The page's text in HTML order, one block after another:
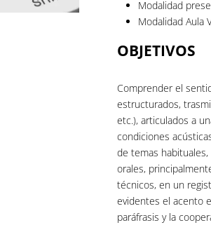
Modalidad
Modalidad Aula
OBJETIVOS
Comprender el
estructurados,
etc.), articulados a
condiciones
de temas
orales,
técnicos, en un
evidentes el acento
paráfrasis y la